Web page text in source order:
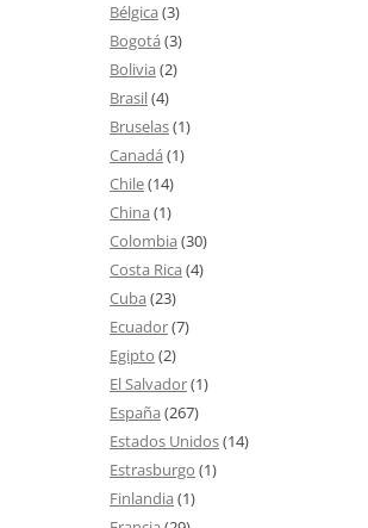
Bélgica (3)
Bogotá (3)
Bolivia (2)
Brasil(4)
Bruselas(1)
Canadá (1)
Chile(14)
China (1)
Colombia (30)
Costa Rica (4)
Cuba (23)
Ecuador(7)
Egipto (2)
El Salvador(1)
España (267)
Estados Unidos(14)
Estrasburgo (1)
Finlandia (1)